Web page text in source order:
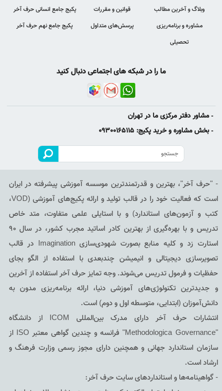
وبلاگ و آخرین مطالب
مشاوره و برنامه‌ریزی
تحصیلی
قوانین و مقررات
پرسش‌های متداول
پکیج جامع انسانی حرف آخر
پکیج جامع نهم حرف آخر
ما را در شبکه های اجتماعی دنبال کنید
- مشاور دفتر مرکزی ما در تهران
- بخش مشاوره و خرید پکیج: 09300165115
- "حرف آخر"، بهترین و قدرتمندترین موسسه آموزشی پیشرفته در ایران
است که فعالیت خود را در قالب تولید و ارائه پکیج‌های آموزشی (VOD،
کتب و آزمون‌های استاندارد) و با استایلی علمی متفاوت، متد خاص
تدریس و با بهره‌گیری از بهترین کادر اساتید مجرب کشور، در سال 90
استارت زد و کلیه منابع بصورت شهودی‌سازی Imagination در قالب
تصویرسازی دیجیتالی و انیمیشن چندبعدی با استفاده از الگو بجای
حفظیات و فرمول تدریس می‌شوند. وجه تمایز حرف آخر استفاده از آخرین
و جدیدترین تکنولوژی‌های آموزشی دنیا، ارائه برنامه‌ریزی مدون به
دانش‌آموزان (ابتدایی، متوسطه اول و دوم) است.
انتشارات حرف آخر دارای مدرک بین‌المللی ICOM از دانشگاه
"Methodologica Governance" فرانسه و چندین گواهی معتبر ISO از
سازمان استاندارد جهانی و همچنین دارای مجوز رسمی وزارت فرهنگ و
ارشاد است.
- گواهینامه‌ها و استانداردهای سایت حرف آخر: